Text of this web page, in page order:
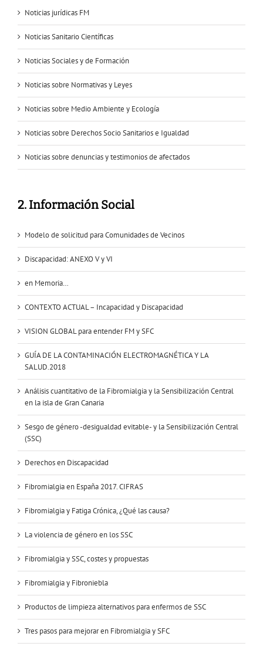
Noticias jurídicas FM
Noticias Sanitario Científicas
Noticias Sociales y de Formación
Noticias sobre Normativas y Leyes
Noticias sobre Medio Ambiente y Ecología
Noticias sobre Derechos Socio Sanitarios e Igualdad
Noticias sobre denuncias y testimonios de afectados
2. Información Social
Modelo de solicitud para Comunidades de Vecinos
Discapacidad: ANEXO V y VI
en Memoria…
CONTEXTO ACTUAL – Incapacidad y Discapacidad
VISION GLOBAL para entender FM y SFC
GUÍA DE LA CONTAMINACIÓN ELECTROMAGNÉTICA Y LA
SALUD.2018
Análisis cuantitativo de la Fibromialgia y la Sensibilización Central
en la isla de Gran Canaria
Sesgo de género -desigualdad evitable- y la Sensibilización Central
(SSC)
Derechos en Discapacidad
Fibromialgia en España 2017. CIFRAS
Fibromialgia y Fatiga Crónica, ¿Qué las causa?
La violencia de género en los SSC
Fibromialgia y SSC, costes y propuestas
Fibromialgia y Fibroniebla
Productos de limpieza alternativos para enfermos de SSC
Tres pasos para mejorar en Fibromialgia y SFC